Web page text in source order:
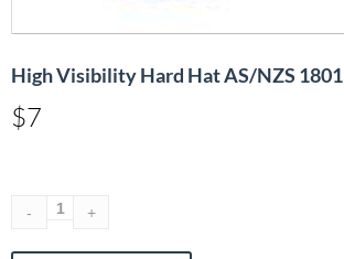
High Visibility Hard Hat AS/NZS 1801
$7